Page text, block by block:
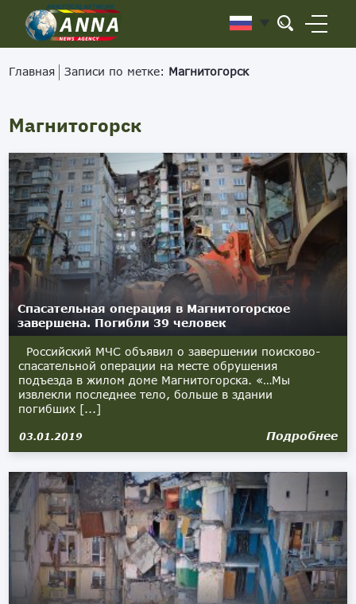
Главная Записи по метке: Магнитогорск
Магнитогорск
Спасательная операция в Магнитогорское
завершена. Погибли 39 человек
Российский МЧС объявил о завершении поисково-
спасательной операции на месте обрушения
подъезда в жилом доме Магнитогорска. «…Мы
извлекли последнее тело, больше в здании
погибших [...]
03.01.2019 Подробнее